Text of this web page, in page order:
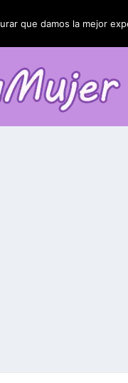
y sus resultados
que damos la mejor